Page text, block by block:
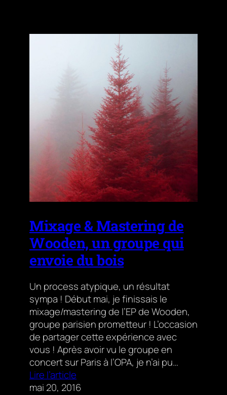
Mixage & Mastering de
Wooden, un groupe qui
envoie du bois
Un process atypique, un résultat
sympa ! Début mai, je finissais le
mixage/mastering de l’EP de Wooden,
groupe parisien prometteur ! L’occasion
de partager cette expérience avec
vous ! Après avoir vu le groupe en
concert sur Paris à l’OPA, je n’ai pu…
Lire l’article
mai 20, 2016